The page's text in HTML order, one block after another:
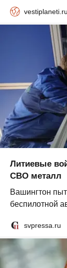
vestiplaneti.ru
Литиевые
СВО металл
Вашингтон
беспилотной
svpressa.ru